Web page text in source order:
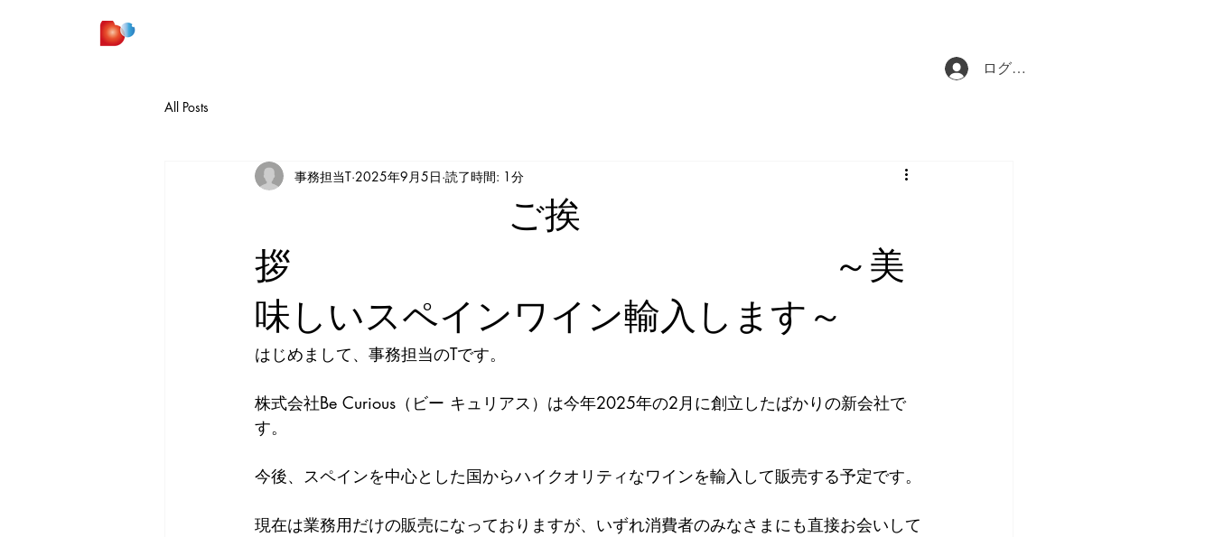
ログイン
All Posts
ご挨
拶 ～美
味しいスペインワイン輸入します～
事務担当T 2025年9月5日 読了時間: 1分
はじめまして、事務担当のTです。
株式会社Be Curious（ビー キュリアス）は今年2025年の2月に創立したばかりの新会社で
す。
今後、スペインを中心とした国からハイクオリティなワインを輸入して販売する予定です。
現在は業務用だけの販売になっておりますが、いずれ消費者のみなさまにも直接お会いして